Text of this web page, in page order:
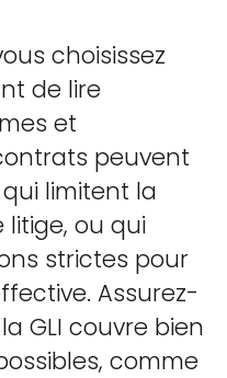
choisissez
de lire
et
peuvent
limitent la
ou qui
strictes pour
Assurez-
GLI couvre bien
comme